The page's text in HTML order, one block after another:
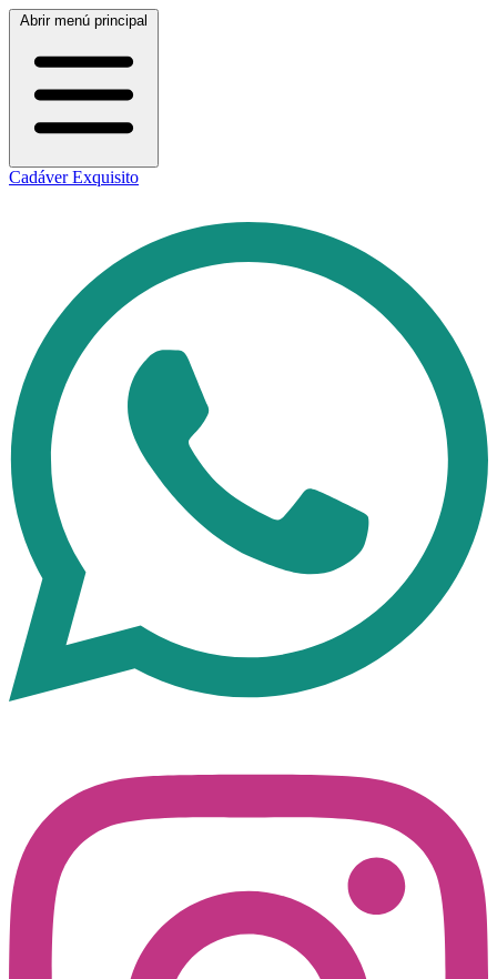
Abrir menú principal
Cadáver Exquisito